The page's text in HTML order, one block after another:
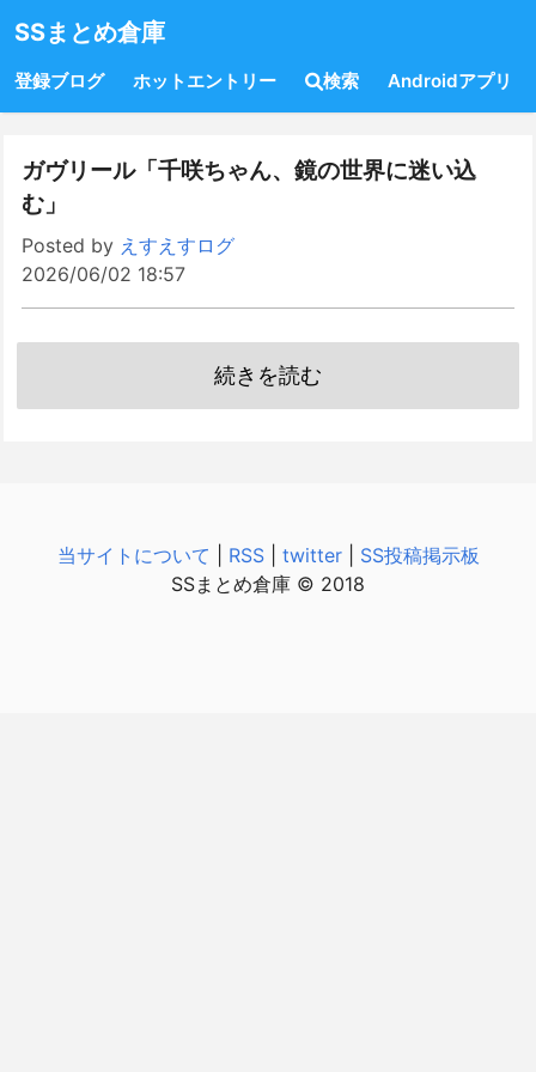
SSまとめ倉庫
登録ブログ ホットエントリー 検索 Androidアプリ
ガヴリール「千咲ちゃん、鏡の世界に迷い込
む」
Posted by えすえすログ
2026/06/02 18:57
続きを読む
当サイトについて RSS| twitter| SS投稿掲示板
SSまとめ倉庫 © 2018